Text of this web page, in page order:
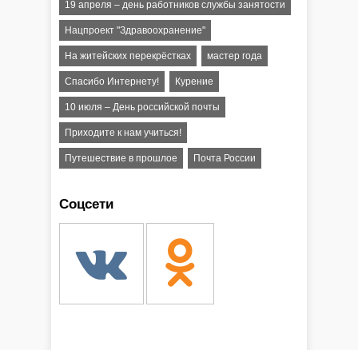
19 апреля – день работников службы занятости
Нацпроект "Здравоохранение"
На житейских перекрёстках мастер года
Спасибо Интернету! Курение
10 июля – День российской почты
Приходите к нам учиться!
Путешествие в прошлое Почта России
Соцсети